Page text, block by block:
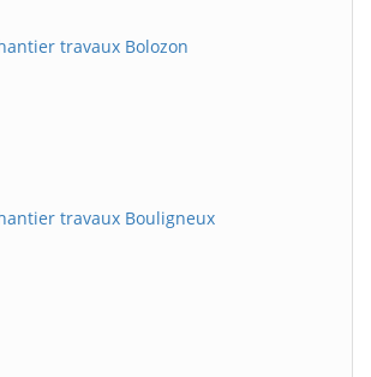
travaux Bolozon
travaux Bouligneux